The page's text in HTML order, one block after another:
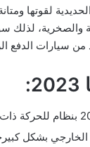
الحديدية لقوتها
والصخرية،
من سيارات
الخارجي بشكل